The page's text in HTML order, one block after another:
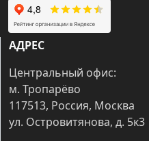
АДРЕС
Центральный офис:
м. Тропарёво
117513, Россия, Москва
ул. Островитянова, д. 5к3